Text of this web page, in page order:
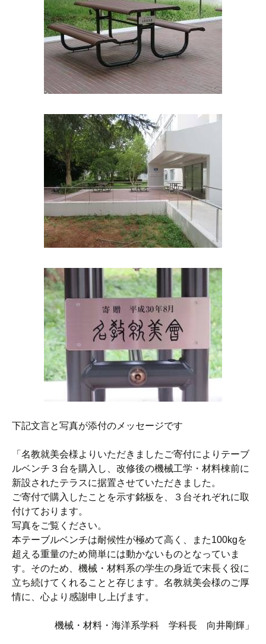
下記文言と写真が添付のメッセージです
「名教就美会様よりいただきましたご寄付によりテーブ
ルベンチ３台を購入し、改修後の機械工学・材料棟前に
新設されたテラスに据置させていただきました。
ご寄付で購入したことを示す銘板を、３台それぞれに取
付けております。
写真をご覧ください。
本テーブルベンチは耐候性が極めて高く、また100kgを
超える重量のため簡単には動かないものとなっていま
す。そのため、機械・材料系の学生の身近で末長く役に
立ち続けてくれることと存じます。名教就美会様のご厚
情に、心より感謝申し上げます。
機械・材料・海洋系学科 学科長 向井剛輝」